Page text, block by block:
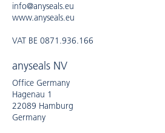
info@anyseals.eu
www.anyseals.eu
VAT BE 0871.936.166
anyseals NV
Office Germany
Hagenau 1
22089 Hamburg
Germany